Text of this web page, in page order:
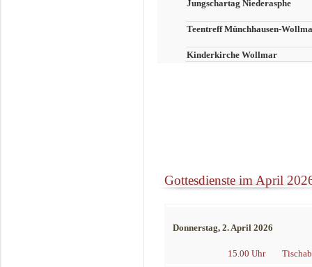
Jungschartag Niederasphe
Teentreff Münchhausen-
Kinderkirche Wollmar
Gottesdienste im April
Donnerstag, 2. April 2026
15.00 Uhr